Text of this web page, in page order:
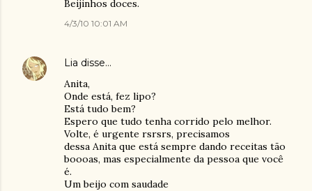
Beijinhos doces.
4/3/10 10:01 AM
Lia disse…
Anita,
Onde está, fez lipo?
Está tudo bem?
Espero que tudo tenha corrido pelo melhor.
Volte, é urgente rsrsrs, precisamos
dessa Anita que está sempre dando receitas tão
boooas, mas especialmente da pessoa que você
é.
Um beijo com saudade